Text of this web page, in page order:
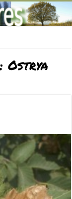
Ostrya